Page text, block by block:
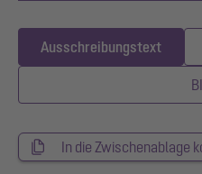
Ausschreibungstext
In die Zwischenablage